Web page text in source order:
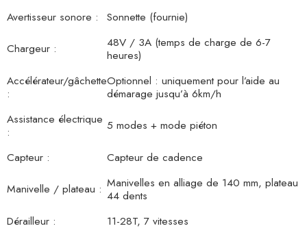
Avertisseur sonore :
Sonnette (fournie)
Chargeur :
48V / 3A (temps de charge de 6-7
heures)
Accélérateur/gâchette
:
Optionnel : uniquement pour l’aide au
démarage jusqu’à 6km/h
Assistance électrique
:
5 modes + mode piéton
Capteur :
Capteur de cadence
Manivelle / plateau : Manivelles en alliage de 140 mm, plateau
44 dents
Dérailleur :
11-28T, 7 vitesses